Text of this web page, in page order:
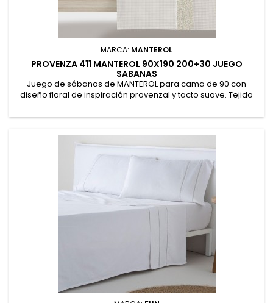
MARCA: MANTEROL
PROVENZA 411 MANTEROL 90X190 200+30 JUEGO
SABANAS
Juego de sábanas de MANTEROL para cama de 90 con
diseño floral de inspiración provenzal y tacto suave. Tejido
fácil planchado. Incluye sábana encimera 160x270cm. Bajera
(Petaca). 50% Algodón, 50% Poliéster